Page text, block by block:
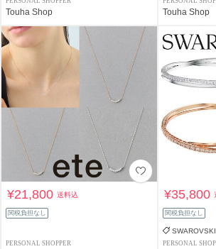
Touha Shop Touha Shop
¥21,800送料込
関税負担なし
PERSONAL SHOPPER
¥35,800
関税負担なし
SWAROVSKI
PERSONAL